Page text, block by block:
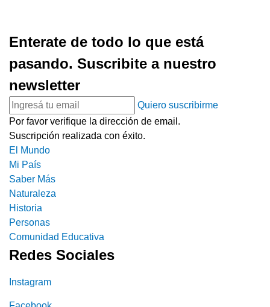
Enterate de todo lo que está
pasando. Suscribite a nuestro
newsletter
Quiero suscribirme
Por favor verifique la dirección de email.
Suscripción realizada con éxito.
El Mundo
Mi País
Saber Más
Naturaleza
Historia
Personas
Comunidad Educativa
Redes Sociales
Instagram